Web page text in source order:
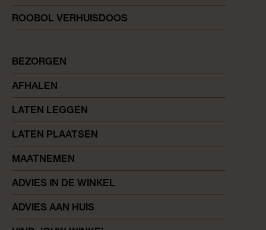
ROOBOL VERHUISDOOS
BEZORGEN
AFHALEN
LATEN LEGGEN
LATEN PLAATSEN
MAATNEMEN
ADVIES IN DE WINKEL
ADVIES AAN HUIS